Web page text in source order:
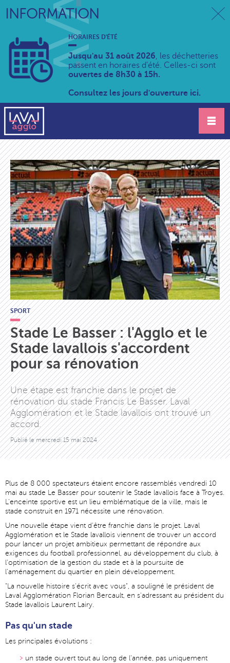
INFORMATION
HORAIRES D'ÉTÉ
Jusqu'au 31 août 2026, les déchetteries
passent en horaires d'été. Celles-ci sont
ouvertes de 8h30 à 15h.
Consultez les jours d'ouverture ici.
SPORT
Stade Le Basser : l'Agglo et le
Stade lavallois s'accordent
pour sa rénovation
Une étape est franchie dans le projet de
rénovation du stade Francis Le Basser. Laval
Agglomération et le Stade lavallois ont trouvé un
accord.
Publié lemercredi 15 mai 2024
Plus de 8 000 spectateurs étaient encore rassemblés vendredi 10
mai au stade Le Basser pour soutenir le Stade lavallois face à Troyes.
L'enceinte sportive est un lieu emblématique de la ville, mais le
stade construit en 1971 nécessite une rénovation.
Une nouvelle étape vient d'être franchie dans le projet. Laval
Agglomération et le Stade lavallois viennent de trouver un accord
pour lancer un projet ambitieux permettant de répondre aux
exigences du football professionnel, au développement du club, à
l'optimisation de la gestion du stade et à la poursuite de
l'aménagement du quartier en plein développement.
"La nouvelle histoire s'écrit avec vous", a souligné le président de
Laval Agglomération Florian Bercault, en s'adressant au président du
Stade lavallois Laurent Lairy.
Pas qu'un stade
Les principales évolutions :
un stade ouvert tout au long de l'année, pas uniquement